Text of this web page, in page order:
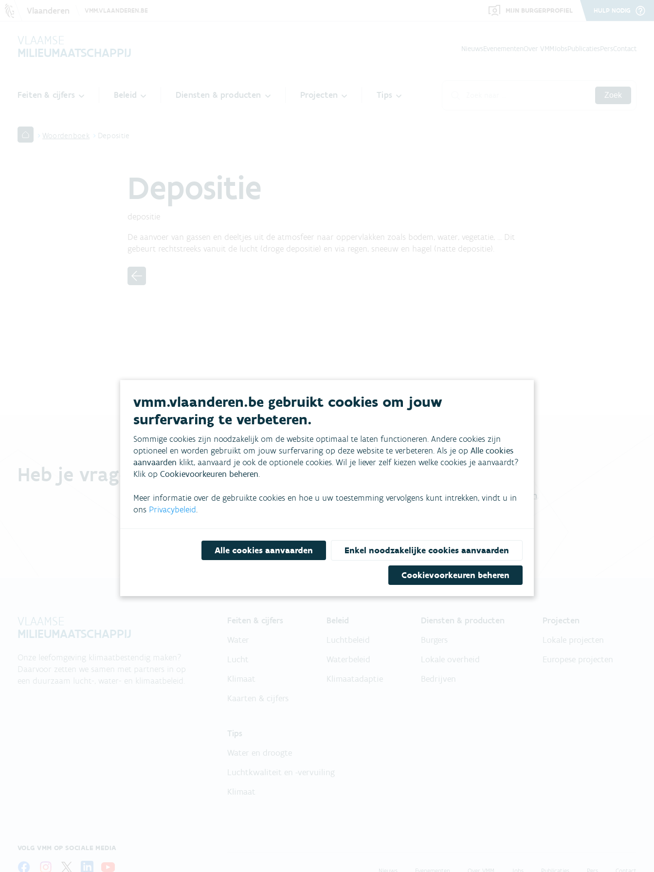
Vlaanderen VMM.VLAANDEREN.BE MIJN BURGERPROFIEL HULP NODIG
VLAAMSE
MILIEUMAATSCHAPPIJ
NieuwsEvenementenOver VMMJobsPublicatiesPersContact
Feiten & cijfers Beleid Diensten & producten Projecten Tips Zoek
Woordenboek Depositie
Depositie
depositie
De aanvoer van gassen en deeltjes uit de atmosfeer naar oppervlakken zoals bodem, water, vegetatie, ... Dit
gebeurt rechtstreeks vanuit de lucht (droge depositie) en via regen, sneeuw en hagel (natte depositie).
Heb je vragen?
Niet gevonden wat je zocht? Vul ons contactformulier in.
VLAAMSE
MILIEUMAATSCHAPPIJ
Onze leefomgeving klimaatbestendig maken?
Daarvoor zetten we samen met partners in op
een duurzaam lucht-, water- en klimaatbeleid.
VOLG VMM OP SOCIALE MEDIA
Feiten & cijfers
Water
Lucht
Klimaat
Kaarten & cijfers
Beleid
Luchtbeleid
Waterbeleid
Klimaatadaptie
Diensten & producten
Burgers
Lokale overheid
Bedrijven
Projecten
Lokale projecten
Europese projecten
Tips
Water en droogte
Luchtkwaliteit en -vervuiling
Klimaat
vmm.vlaanderen.be gebruikt cookies om jouw
surfervaring te verbeteren.
Sommige cookies zijn noodzakelijk om de website optimaal te laten functioneren. Andere cookies zijn
optioneel en worden gebruikt om jouw surfervaring op deze website te verbeteren. Als je op Alle cookies
aanvaarden klikt, aanvaard je ook de optionele cookies. Wil je liever zelf kiezen welke cookies je aanvaardt?
Klik op Cookievoorkeuren beheren.
Meer informatie over de gebruikte cookies en hoe u uw toestemming vervolgens kunt intrekken, vindt u in
ons Privacybeleid.
Alle cookies aanvaarden Enkel noodzakelijke cookies aanvaarden
Cookievoorkeuren beheren